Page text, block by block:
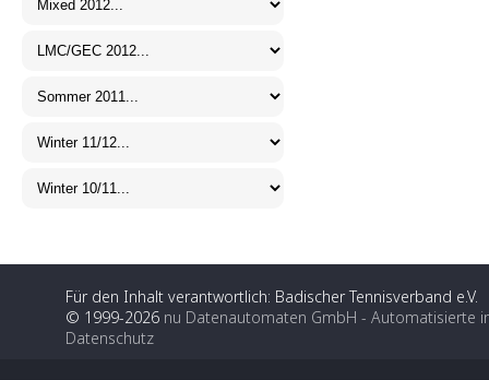
Für den Inhalt verantwortlich: Badischer Tennisverband e.V.
© 1999-2026 nu Datenautomaten GmbH - Automatisierte
Datenschutz